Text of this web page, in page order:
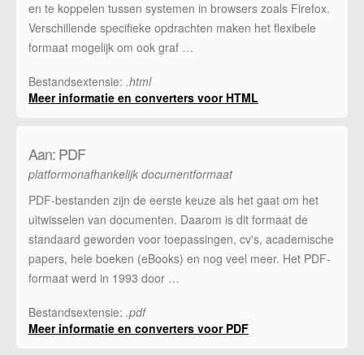
en te koppelen tussen systemen in browsers zoals Firefox.
Verschillende specifieke opdrachten maken het flexibele
formaat mogelijk om ook graf …
Bestandsextensie: .html
Meer informatie en converters voor HTML
Aan: PDF
platformonafhankelijk documentformaat
PDF-bestanden zijn de eerste keuze als het gaat om het
uitwisselen van documenten. Daarom is dit formaat de
standaard geworden voor toepassingen, cv's, academische
papers, hele boeken (eBooks) en nog veel meer. Het PDF-
formaat werd in 1993 door …
Bestandsextensie: .pdf
Meer informatie en converters voor PDF